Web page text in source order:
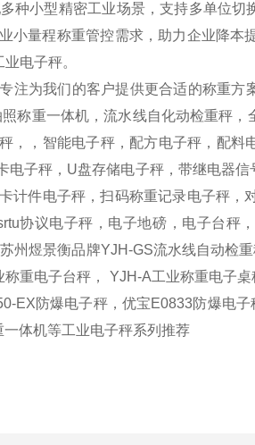
种小型精密工业场景，支持多单位
小量程称重管控需求，助力企业降本
电子秤。
注为我们的客户提供更合适的称重方
称重一体机，流水线自化动检重秤
，，智能电子秤，配方电子秤，配料
电子秤，U盘存储电子秤，带继电器
计件电子秤，扫码称重记录电子秤，
协议电子秤，电子地磅，电子台秤
州煜景衡品牌YJH-GS流水线自动检
重电子台秤， YJH-A工业称重电子
EX防爆电子秤，优宝E0833防爆电
体机等工业电子秤系列推荐